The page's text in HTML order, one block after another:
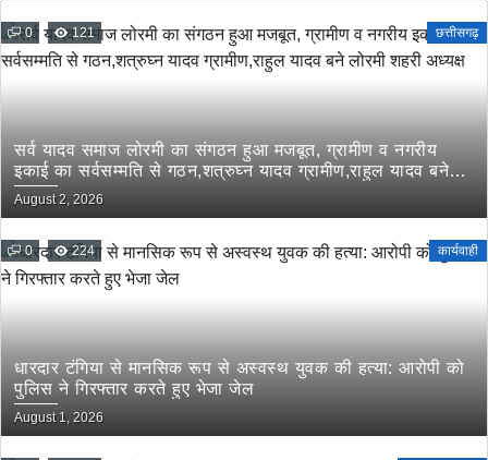
0 121 छत्तीसगढ़
सर्व यादव समाज लोरमी का संगठन हुआ मजबूत, ग्रामीण व नगरीय
इकाई का सर्वसम्मति से गठन,शत्रुघ्न यादव ग्रामीण,राहुल यादव बने
लोरमी शहरी अध्यक्ष
August 2, 2026
0 224 कार्यवाही
धारदार टंगिया से मानसिक रूप से अस्वस्थ युवक की हत्या: आरोपी को
पुलिस ने गिरफ्तार करते हुए भेजा जेल
August 1, 2026